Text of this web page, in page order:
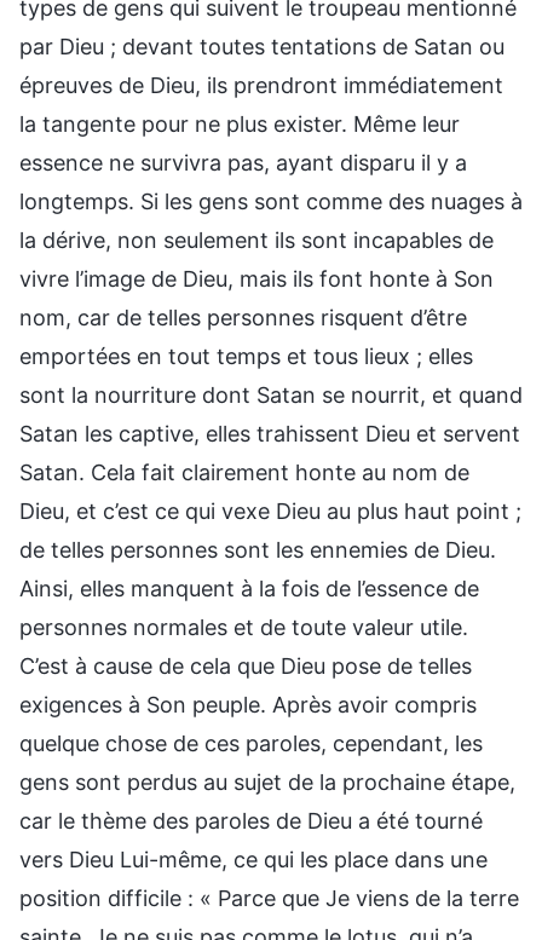
types de gens qui suivent le troupeau mentionné
par Dieu ; devant toutes tentations de Satan ou
épreuves de Dieu, ils prendront immédiatement
la tangente pour ne plus exister. Même leur
essence ne survivra pas, ayant disparu il y a
longtemps. Si les gens sont comme des nuages à
la dérive, non seulement ils sont incapables de
vivre l’image de Dieu, mais ils font honte à Son
nom, car de telles personnes risquent d’être
emportées en tout temps et tous lieux ; elles
sont la nourriture dont Satan se nourrit, et quand
Satan les captive, elles trahissent Dieu et servent
Satan. Cela fait clairement honte au nom de
Dieu, et c’est ce qui vexe Dieu au plus haut point ;
de telles personnes sont les ennemies de Dieu.
Ainsi, elles manquent à la fois de l’essence de
personnes normales et de toute valeur utile.
C’est à cause de cela que Dieu pose de telles
exigences à Son peuple. Après avoir compris
quelque chose de ces paroles, cependant, les
gens sont perdus au sujet de la prochaine étape,
car le thème des paroles de Dieu a été tourné
vers Dieu Lui-même, ce qui les place dans une
position difficile : « Parce que Je viens de la terre